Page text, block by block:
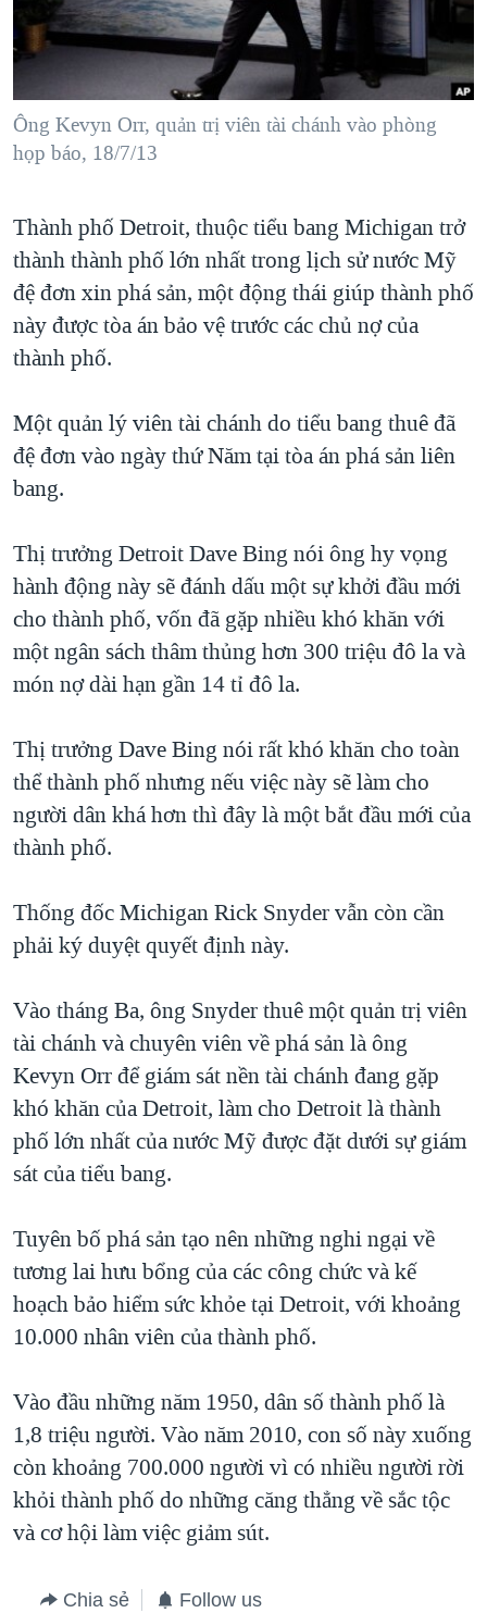
"Tìm"NGƯỜI VIỆT HẢI NGOẠI
KINH TẾ
KHOA HỌC
VĂN HOÁ
THỂ THAO
GIÁO DỤC
TẠI
HÀNH TRÌNH BẦU CỬ 2024
MỘT NĂM CHIẾN TRANH TẠI DẢI GAZA
GIẢI MÃ VÀNH ĐAI & CON ĐƯỜNG
NGÀY TỊ NẠN THẾ GIỚI
GROUND ZERO – XƯA VÀ NAY
CÁC GIÁ TRỊ CỘNG HÒA Ở VIỆT NAM
THƯỢNG ĐỈNH TRUMP-KIM TẠI VIỆT NAM
NGƯ DÂN VIỆT VÀ LÀN SÓNG TRỘM HẢI SÂM
VIDEO
NGHE
MẠNG XÃ HỘI
Ngôn ngữ khác
Ông Kevyn Orr, quản trị viên tài chánh vào phòng
họp báo, 18/7/13
Thành phố Detroit, thuộc tiểu bang Michigan trở
thành thành phố lớn nhất trong lịch sử nước Mỹ
đệ đơn xin phá sản, một động thái giúp thành phố
này được tòa án bảo vệ trước các chủ nợ của
thành phố.
Một quản lý viên tài chánh do tiểu bang thuê đã
đệ đơn vào ngày thứ Năm tại tòa án phá sản liên
bang.
Thị trưởng Detroit Dave Bing nói ông hy vọng
hành động này sẽ đánh dấu một sự khởi đầu mới
cho thành phố, vốn đã gặp nhiều khó khăn với
một ngân sách thâm thủng hơn 300 triệu đô la và
món nợ dài hạn gần 14 tỉ đô la.
Thị trưởng Dave Bing nói rất khó khăn cho toàn
thể thành phố nhưng nếu việc này sẽ làm cho
người dân khá hơn thì đây là một bắt đầu mới của
thành phố.
Thống đốc Michigan Rick Snyder vẫn còn cần
phải ký duyệt quyết định này.
Vào tháng Ba, ông Snyder thuê một quản trị viên
tài chánh và chuyên viên về phá sản là ông
Kevyn Orr để giám sát nền tài chánh đang gặp
khó khăn của Detroit, làm cho Detroit là thành
phố lớn nhất của nước Mỹ được đặt dưới sự giám
sát của tiểu bang.
Tuyên bố phá sản tạo nên những nghi ngại về
tương lai hưu bổng của các công chức và kế
hoạch bảo hiểm sức khỏe tại Detroit, với khoảng
10.000 nhân viên của thành phố.
Vào đầu những năm 1950, dân số thành phố là
1,8 triệu người. Vào năm 2010, con số này xuống
còn khoảng 700.000 người vì có nhiều người rời
khỏi thành phố do những căng thẳng về sắc tộc
và cơ hội làm việc giảm sút.
Chia sẻ Follow us